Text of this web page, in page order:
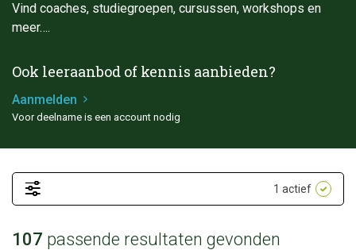
Vind coaches, studiegroepen, cursussen, workshops en
meer….
Ook leeraanbod of kennis aanbieden?
Aanmelden
Voor deelname is een account nodig
1 actief
107 passende resultaten gevonden